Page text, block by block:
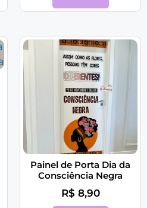
Painel de Porta Dia da
Consciência Negra
R$ 8,90